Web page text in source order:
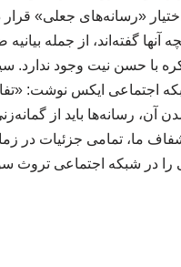
«رسانه‌های جعلی» قرار
گفته‌اند، از جمله
با حسن نیت وجود
ایران نیز روز جمعه (۲۲ خرداد) در شبکه
رسانه‌ها باید از
ما، تمامی جزئیات در
در شبکه اجتماعی تروث